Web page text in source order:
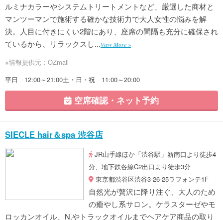
ルミナカラーやシステムトリートメントなど、厳選した商材と
マンツーマンで施術する確かな技術力で大人女性の悩みを解
決。人目に付きにくい2階にあり、座席の間隔も充分に確保され
ているから、リラックスし...View More »
※情報提供元：OZmall
平日 12:00～21:00土・日・祝 11:00～20:00
空席確認・ネット予約
SIECLE hair＆spa 渋谷店
JR山手線ほか「渋谷駅」新南口より徒歩4
分、地下鉄各線C2出口より徒歩3分
東京都渋谷区渋谷3-26-25ラフォンテ1F
自然光が贅沢に降り注ぐ、大人のため
の癒やし系サロン。ケラスターゼやモ
ロッカンオイル、N.やトラックオイルまでヘアケア商品の取り